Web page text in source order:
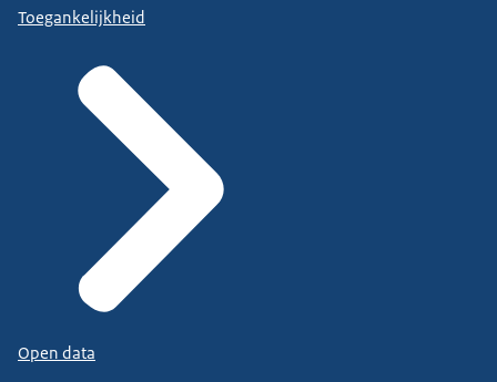
Toegankelijkheid
Open data